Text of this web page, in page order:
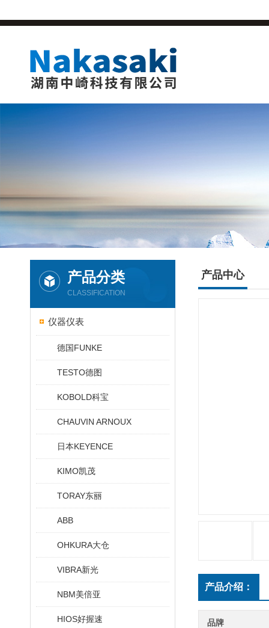
产品分类
CLASSIFICATION
仪器仪表
德国FUNKE
TESTO德图
KOBOLD科宝
CHAUVIN ARNOUX
日本KEYENCE
KIMO凯茂
TORAY东丽
ABB
OHKURA大仓
VIBRA新光
NBM美倍亚
HIOS好握速
产品中心
产品介绍：
品牌